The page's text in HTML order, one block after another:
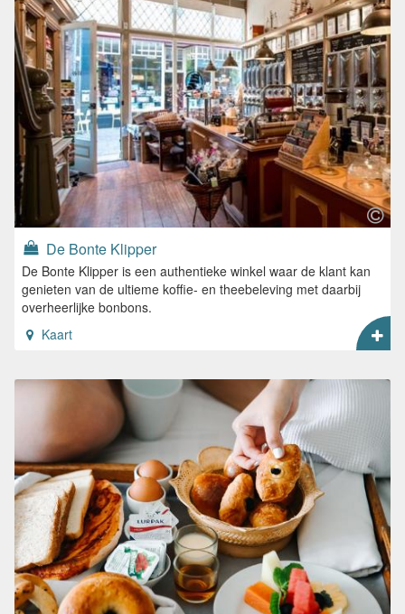
De Bonte Klipper
De Bonte Klipper is een authentieke winkel waar de klant kan
genieten van de ultieme koffie- en theebeleving met daarbij
overheerlijke bonbons.
Kaart